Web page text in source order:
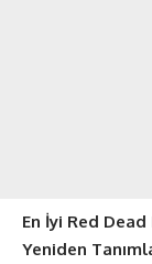
En İyi Red
Yeniden